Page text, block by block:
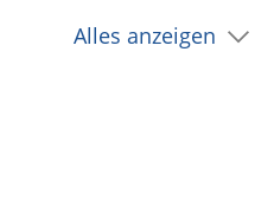
Alles anzeigen